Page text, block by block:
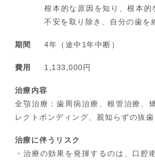
根本的な原因を知り、根本的
不安を取り除き、自分の歯を
期間 4年（途中1年中断）
費用 1,133,000円
治療内容
全顎治療：歯周病治療、根管治療、
レクトボンディング、親知らずの抜歯
治療に伴うリスク
・治療の効果を発揮するのは、口腔